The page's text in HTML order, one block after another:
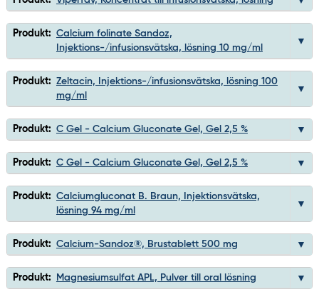
Produkt: Calcium folinate Sandoz,
Injektions-/infusionsvätska, lösning 10 mg/ml
Produkt: Zeltacin, Injektions-/infusionsvätska, lösning 100
mg/ml
Produkt: C Gel - Calcium Gluconate Gel, Gel 2,5 %
Produkt: C Gel - Calcium Gluconate Gel, Gel 2,5 %
Produkt: Calciumgluconat B. Braun, Injektionsvätska,
lösning 94 mg/ml
Produkt: Calcium-Sandoz®, Brustablett 500 mg
Produkt: Magnesiumsulfat APL, Pulver till oral lösning